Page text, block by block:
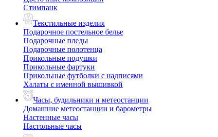
Стимпанк
Текстильные изделия
Подарочное постельное белье
Подарочные пледы
Подарочные полотенца
Прикольные подушки
Прикольные фартуки
Прикольные футболки с надписями
Халаты с именной вышивкой
Часы, будильники и метеостанции
Домашние метеостанции и барометры
Настенные часы
Настольные часы